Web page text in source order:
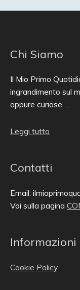
Chi Siamo
Il Mio Primo
ingrandimento sul
oppure curiose….
Leggi tutto
Contatti
Email:
Vai sulla pagina
Cookie Policy